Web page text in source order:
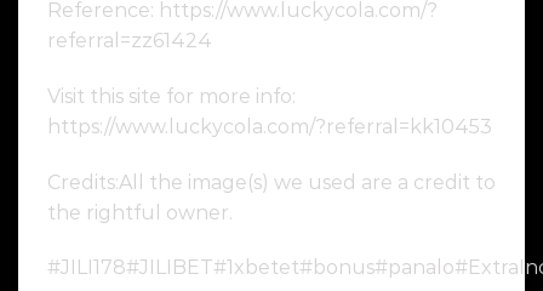
Reference: https://www.luckycola.com/?
referral=zz61424
Visit this site for more info:
https://www.luckycola.com/?referral=kk10453
Credits:All the image(s) we used are a credit to
the rightful owner.